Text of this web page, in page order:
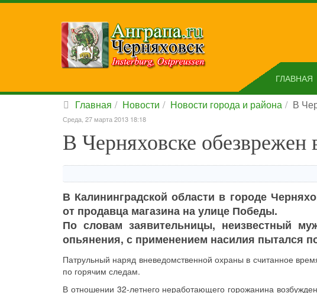
ГЛАВНАЯ
Главная Новости Новости города и района В
Среда, 27 марта 2013 18:18
В Черняховске обезврежен
В Калининградской области в городе
от продавца магазина на улице Победы.
По словам заявительницы, неизвестный
опьянения, с применением насилия пытался
Патрульный наряд вневедомственной охраны в считанное
по горячим следам.
В отношении 32-летнего неработающего горожанина